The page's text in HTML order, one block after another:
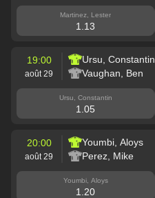
Martinez, Lester
1.13
19:00
août 29
Ursu, Constantin
Vaughan, Ben
Ursu, Constantin
1.05
20:00
août 29
Youmbi, Aloys
Perez, Mike
Youmbi, Aloys
1.20